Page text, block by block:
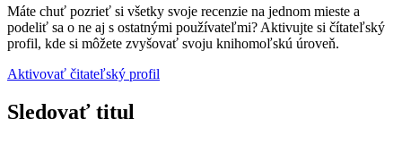
Máte chuť pozrieť si všetky svoje recenzie na jednom mieste a
podeliť sa o ne aj s ostatnými používateľmi? Aktivujte si čítateľský
profil, kde si môžete zvyšovať svoju knihomoľskú úroveň.
Aktivovať čitateľský profil
Sledovať titul